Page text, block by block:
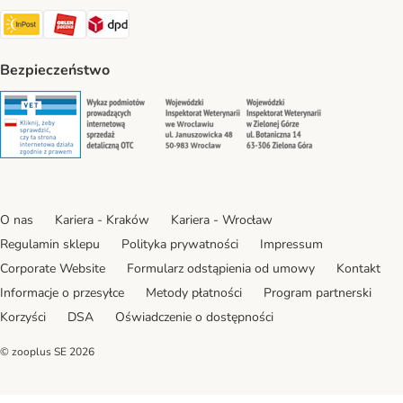
Paczkomat® Shipping Method
ORLEN Paczka Shipping Method
DPD Shipping Method
Bezpieczeństwo
Security Security Security
O nas Kariera - Kraków
Kariera - Wrocław
Regulamin sklepu
Polityka prywatności
Impressum
Corporate Website
Formularz odstąpienia od umowy
Kontakt
Informacje o przesyłce
Metody płatności
Program partnerski
Korzyści
DSA Oświadczenie o dostępności
© zooplus SE 2026